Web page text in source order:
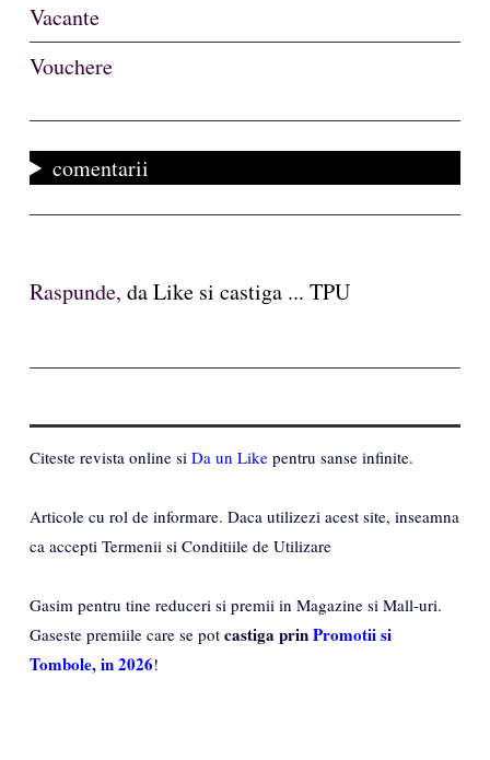
Vacante
Vouchere
comentarii
Raspunde, da Like si castiga ... TPU
Citeste revista online si Da un Like pentru sanse infinite.
Articole cu rol de informare. Daca utilizezi acest site, inseamna
ca accepti Termenii si Conditiile de Utilizare
Gasim pentru tine reduceri si premii in Magazine si Mall-uri.
Gaseste premiile care se pot castiga prinPromotii si
Tombole, in 2026!